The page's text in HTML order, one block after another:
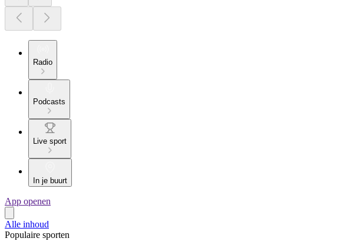
Radio
Podcasts
Live sport
In je buurt
App openen
Alle inhoud
Populaire sporten